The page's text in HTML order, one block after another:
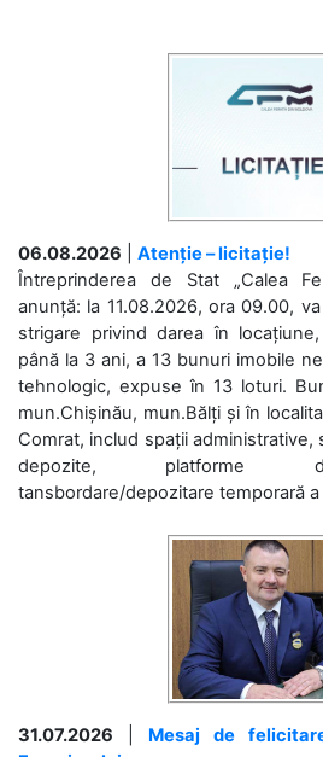
06.08.2026
Atenție – licitație!
Întreprinderea de Stat „Calea
anunță: la 11.08.2026, ora 09.00,
strigare privind darea în
până la 3 ani, a 13 bunuri imobile
tehnologic, expuse în 13 loturi.
mun.Chișinău, mun.Bălți și în
Comrat, includ spații administrative,
depozite, platforme
tansbordare/depozitare temporară a
31.07.2026
Mesaj de